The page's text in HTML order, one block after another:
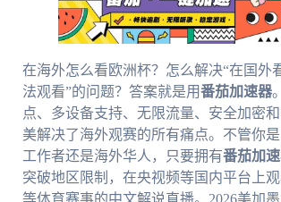
在海外怎么看欧洲杯？怎么解决“在国外
法观看”的问题？答案就是用番茄加速器
点、多设备支持、无限流量、安全加密
美解决了海外观赛的所有痛点。不管你
工作者还是海外华人，只要拥有番茄加
突破地区限制，在央视频等国内平台上